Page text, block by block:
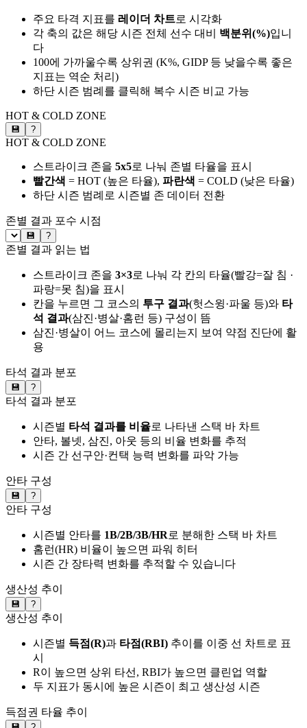
주요 타격 지표를 레이더 차트로 시각화
각 축의 값은 해당 시즌 전체 선수 대비 백분위(%)입니
다
100에 가까울수록 상위권 (K%, GIDP 등 낮을수록 좋은
지표는 역순 처리)
하단 시즌 범례를 클릭해 복수 시즌 비교 가능
HOT & COLD ZONE
💾 ?
HOT & COLD ZONE
스트라이크 존을 5x5로 나눠 존별 타율을 표시
빨간색 = HOT (높은 타율), 파란색 = COLD (낮은 타율)
하단 시즌 범례로 시즌별 존 데이터 전환
존별 결과 포수 시점
💾 ?
존별 결과 읽는 법
스트라이크 존을 3×3로 나눠 각 칸의 타율(빨강=잘 침 ·
파랑=못 침)을 표시
칸을 누르면 그 코스의 투구 결과(헛스윙·파울 등)와 타
석 결과(삼진·병살·홈런 등) 구성이 뜸
삼진·병살이 어느 코스에 몰리는지 보여 약점 진단에 활
용
타석 결과 분포
💾 ?
타석 결과 분포
시즌별 타석 결과를 비율로 나타낸 스택 바 차트
안타, 볼넷, 삼진, 아웃 등의 비율 변화를 추적
시즌 간 선구안·컨택 능력 변화를 파악 가능
안타 구성
💾 ?
안타 구성
시즌별 안타를 1B/2B/3B/HR로 분해한 스택 바 차트
홈런(HR) 비율이 높으면 파워 히터
시즌 간 장타력 변화를 추적할 수 있습니다
생산성 추이
💾 ?
생산성 추이
시즌별 득점(R)과 타점(RBI) 추이를 이중 선 차트로 표
시
R이 높으면 상위 타선, RBI가 높으면 클린업 역할
두 지표가 동시에 높은 시즌이 최고 생산성 시즌
득점권 타율 추이